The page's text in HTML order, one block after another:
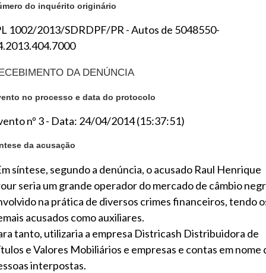
do inquérito originário
1002/2013/SDRDPF/PR - Autos de 5048550-
DA DENÚNCIA
no processo e data do protocolo
nº 3 - Data: 24/04/2014 (15:37:51)
da acusação
síntese, segundo a denúncia, o acusado Raul Henrique
seria um grande operador do mercado de câmbio
na prática de diversos crimes financeiros, tendo
acusados como auxiliares.
tanto, utilizaria a empresa Districash Distribuidora de
e Valores Mobiliários e empresas e contas em nome
interpostas.